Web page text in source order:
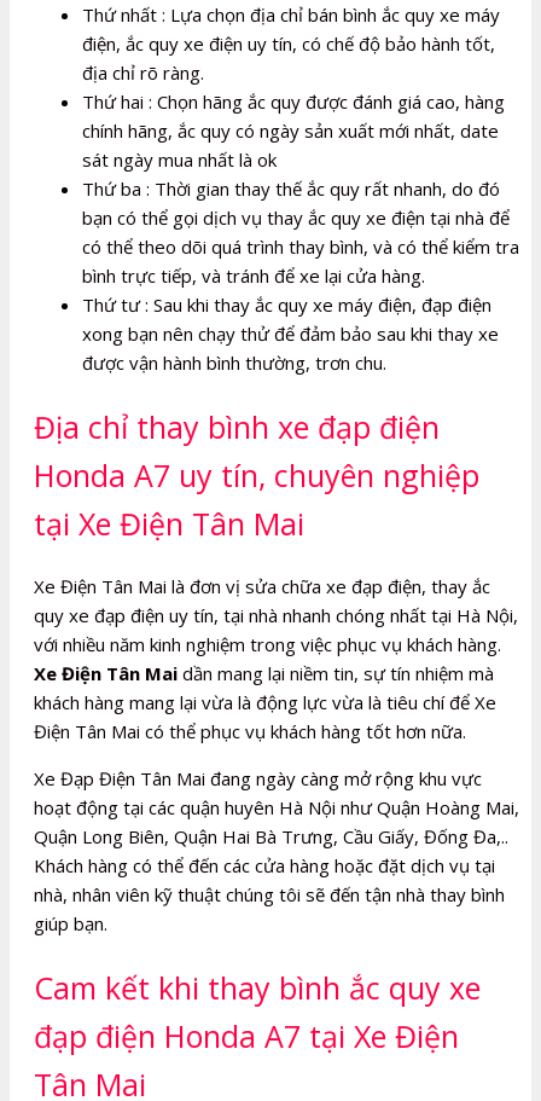
Thứ nhất : Lựa chọn địa chỉ bán bình ắc quy xe máy
điện, ắc quy xe điện uy tín, có chế độ bảo hành tốt,
địa chỉ rõ ràng.
Thứ hai : Chọn hãng ắc quy được đánh giá cao, hàng
chính hãng, ắc quy có ngày sản xuất mới nhất, date
sát ngày mua nhất là ok
Thứ ba : Thời gian thay thế ắc quy rất nhanh, do đó
bạn có thể gọi dịch vụ thay ắc quy xe điện tại nhà để
có thể theo dõi quá trình thay bình, và có thể kiểm tra
bình trực tiếp, và tránh để xe lại cửa hàng.
Thứ tư : Sau khi thay ắc quy xe máy điện, đạp điện
xong bạn nên chạy thử để đảm bảo sau khi thay xe
được vận hành bình thường, trơn chu.
Địa chỉ thay bình xe đạp điện
Honda A7 uy tín, chuyên nghiệp
tại Xe Điện Tân Mai
Xe Điện Tân Mai là đơn vị sửa chữa xe đạp điện, thay ắc
quy xe đạp điện uy tín, tại nhà nhanh chóng nhất tại Hà Nội,
với nhiều năm kinh nghiệm trong việc phục vụ khách hàng.
Xe Điện Tân Mai dần mang lại niềm tin, sự tín nhiệm mà
khách hàng mang lại vừa là động lực vừa là tiêu chí để Xe
Điện Tân Mai có thể phục vụ khách hàng tốt hơn nữa.
Xe Đạp Điện Tân Mai đang ngày càng mở rộng khu vực
hoạt động tại các quận huyên Hà Nội như Quận Hoàng Mai,
Quận Long Biên, Quận Hai Bà Trưng, Cầu Giấy, Đống Đa,..
Khách hàng có thể đến các cửa hàng hoặc đặt dịch vụ tại
nhà, nhân viên kỹ thuật chúng tôi sẽ đến tận nhà thay bình
giúp bạn.
Cam kết khi thay bình ắc quy xe
đạp điện Honda A7 tại Xe Điện
Tân Mai